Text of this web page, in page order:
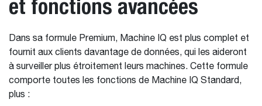
et fonctions avancées
Dans sa formule Premium, Machine IQ est plus complet et
fournit aux clients davantage de données, qui les aideront
à surveiller plus étroitement leurs machines. Cette formule
comporte toutes les fonctions de Machine IQ Standard,
plus :